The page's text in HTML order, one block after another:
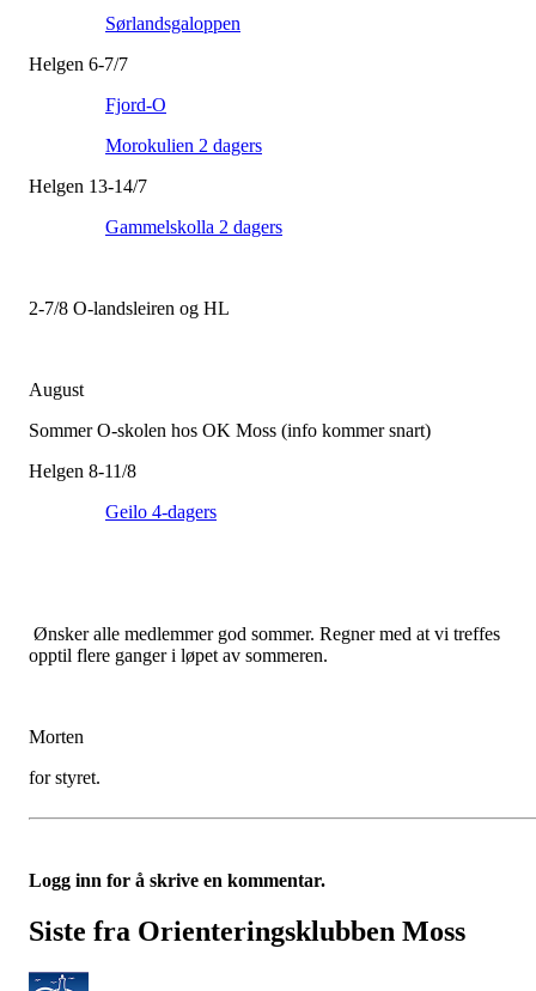
Sørlandsgaloppen
Helgen 6-7/7
Fjord-O
Morokulien 2 dagers
Helgen 13-14/7
Gammelskolla 2 dagers
2-7/8 O-landsleiren og HL
August
Sommer O-skolen hos OK Moss (info kommer snart)
Helgen 8-11/8
Geilo 4-dagers
Ønsker alle medlemmer god sommer. Regner med at vi treffes
opptil flere ganger i løpet av sommeren.
Morten
for styret.
Logg inn for å skrive en kommentar.
Siste fra Orienteringsklubben Moss